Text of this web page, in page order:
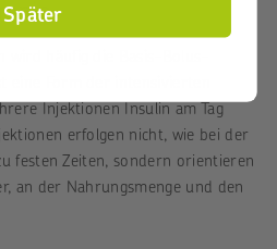
Injektionen Insulin am Tag
erfolgen nicht, wie bei der
festen Zeiten, sondern orientieren
an der Nahrungsmenge und den
Später